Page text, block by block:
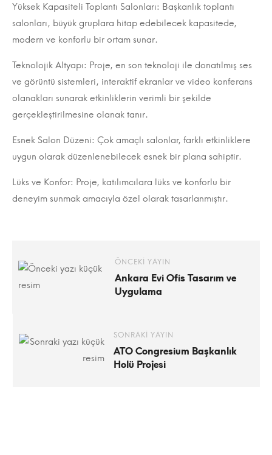
4
Ocak
2024
Ticari
Projeler
Yüksek Kapasiteli Toplantı Salonları: Başkanlık toplantı
salonları, büyük gruplara hitap edebilecek kapasitede,
modern ve konforlu bir ortam sunar.
Teknolojik Altyapı: Proje, en son teknoloji ile donatılmış ses
ve görüntü sistemleri, interaktif ekranlar ve video konferans
olanakları sunarak etkinliklerin verimli bir şekilde
gerçekleştirilmesine olanak tanır.
Esnek Salon Düzeni: Çok amaçlı salonlar, farklı etkinliklere
uygun olarak düzenlenebilecek esnek bir plana sahiptir.
Lüks ve Konfor: Proje, katılımcılara lüks ve konforlu bir
deneyim sunmak amacıyla özel olarak tasarlanmıştır.
ÖNCEKI YAYIN
Ankara Evi Ofis Tasarım ve
Uygulama
SONRAKI YAYIN
ATO Congresium Başkanlık
Holü Projesi